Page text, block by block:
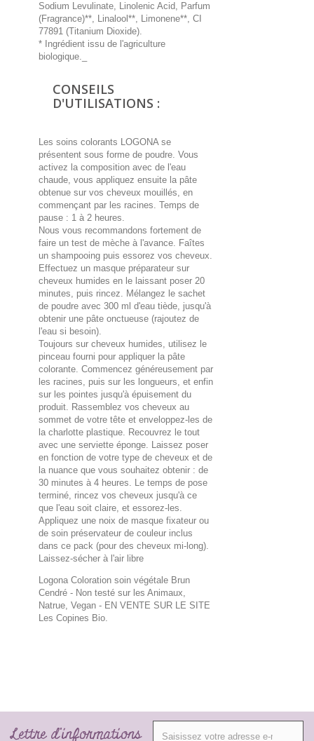
Sodium Levulinate, Linolenic Acid, Parfum
(Fragrance)**, Linalool**, Limonene**, CI
77891 (Titanium Dioxide).
* Ingrédient issu de l'agriculture
biologique._
CONSEILS
D'UTILISATIONS :
Les soins colorants LOGONA se
présentent sous forme de poudre. Vous
activez la composition avec de l'eau
chaude, vous appliquez ensuite la pâte
obtenue sur vos cheveux mouillés, en
commençant par les racines. Temps de
pause : 1 à 2 heures.
Nous vous recommandons fortement de
faire un test de mèche à l'avance. Faîtes
un shampooing puis essorez vos cheveux.
Effectuez un masque préparateur sur
cheveux humides en le laissant poser 20
minutes, puis rincez. Mélangez le sachet
de poudre avec 300 ml d'eau tiède, jusqu'à
obtenir une pâte onctueuse (rajoutez de
l'eau si besoin).
Toujours sur cheveux humides, utilisez le
pinceau fourni pour appliquer la pâte
colorante. Commencez généreusement par
les racines, puis sur les longueurs, et enfin
sur les pointes jusqu'à épuisement du
produit. Rassemblez vos cheveux au
sommet de votre tête et enveloppez-les de
la charlotte plastique. Recouvrez le tout
avec une serviette éponge. Laissez poser
en fonction de votre type de cheveux et de
la nuance que vous souhaitez obtenir : de
30 minutes à 4 heures. Le temps de pose
terminé, rincez vos cheveux jusqu'à ce
que l'eau soit claire, et essorez-les.
Appliquez une noix de masque fixateur ou
de soin préservateur de couleur inclus
dans ce pack (pour des cheveux mi-long).
Laissez-sécher à l'air libre
Logona Coloration soin végétale Brun
Cendré - Non testé sur les Animaux,
Natrue, Vegan - EN VENTE SUR LE SITE
Les Copines Bio.
Lettre d'informations